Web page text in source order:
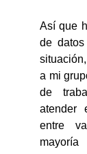
Así que
de
a mi
de
atender
entre